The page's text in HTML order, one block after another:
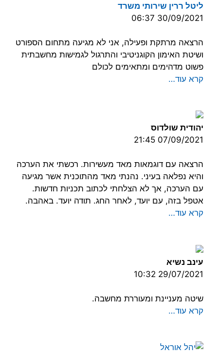
ליטל ררין שירותי משרד
30/09/2021 06:37
הרצאה מרתקת ופעילה, אני לא מגיעה מתחום הספורט
ושיטת האימון הקוגניטיבי והתרגול לגמישות מחשבתית
פשוט מדהימים ומתאימים לכולם
קרא עוד…
יהודית שולדוס
07/09/2021 21:45
הרצאה עם דוגמאות מאד מעשירות. רכשתי את הערכה
והיא נפלאה בעיני. נהנתי מאד מהתוכנית אשר מגיעה
עם הערכה, אך לא הצלחתי לכתוב תכניות חדשות.
אטפל בזה, עם יועד, לאחר החג. תודה יועד. באהבה.
קרא עוד…
עינב נשיא
29/07/2021 10:32
שיטה מעניינת ומעוררת מחשבה.
קרא עוד…